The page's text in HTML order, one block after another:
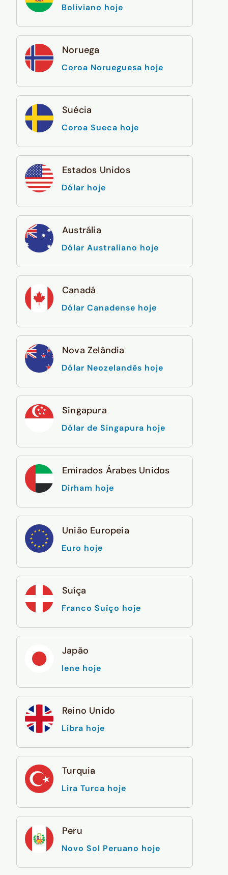
Boliviano hoje
Noruega
Coroa Norueguesa hoje
Suécia
Coroa Sueca hoje
Estados Unidos
Dólar hoje
Austrália
Dólar Australiano hoje
Canadá
Dólar Canadense hoje
Nova Zelândia
Dólar Neozelandês hoje
Singapura
Dólar de Singapura hoje
Emirados Árabes Unidos
Dirham hoje
União Europeia
Euro hoje
Suíça
Franco Suíço hoje
Japão
Iene hoje
Reino Unido
Libra hoje
Turquia
Lira Turca hoje
Peru
Novo Sol Peruano hoje